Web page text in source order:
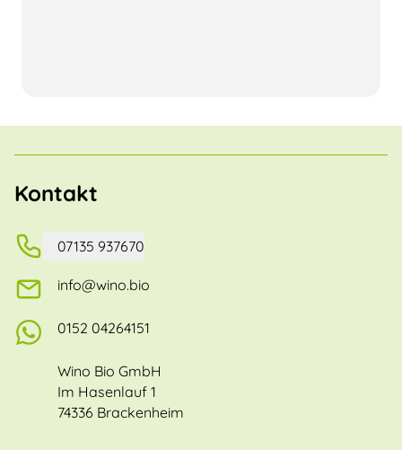
Kontakt
07135 937670
info@wino.bio
0152 04264151
Wino Bio GmbH
Im Hasenlauf 1
74336 Brackenheim